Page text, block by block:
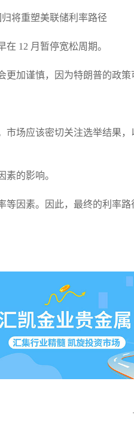
12 月暂停宽松周期。
加谨慎，因为特朗普的政
场应该密切关注选举结果
的影响。
因素。因此，最终的利率路